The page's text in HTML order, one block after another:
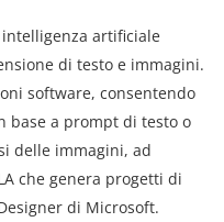
intelligenza artificiale
di testo e immagini.
software, consentendo
base a prompt di testo o
delle immagini, ad
che genera progetti di
di Microsoft.